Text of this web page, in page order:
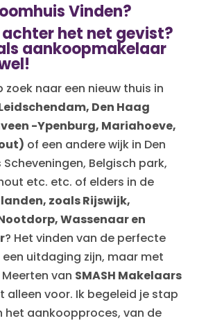
Vinden?
het net gevist?
aankoopmakelaar
zoek naar een nieuw thuis in
Den Haag
-Ypenburg, Mariahoeve,
of een andere wijk in Den
Scheveningen, Belgisch park,
etc. etc. of elders in de
zoals Rijswijk,
Wassenaar en
? Het vinden van de perfecte
uitdaging zijn, maar met
van SMASH Makelaars
alleen voor. Ik begeleid je stap
het aankoopproces, van de